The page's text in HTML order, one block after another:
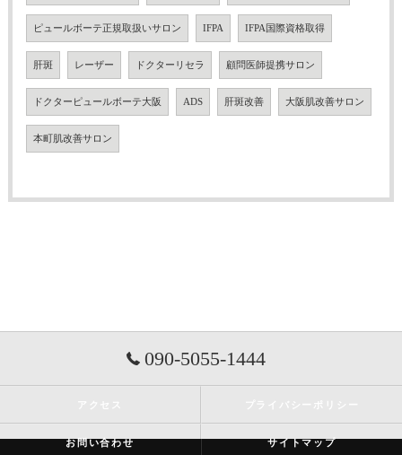
ピュールボーテ正規取扱いサロン IFPA IFPA国際資格取得
肝斑 レーザー ドクターリセラ 顧問医師提携サロン
ドクターピュールボーテ大阪 ADS 肝斑改善 大阪肌改善サロン
本町肌改善サロン
090-5055-1444
お問い合わせ サイトマップ